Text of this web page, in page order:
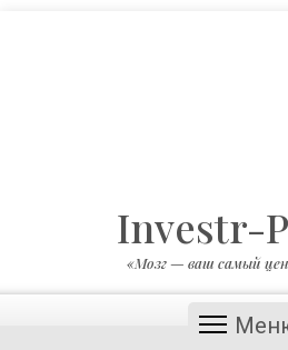
Investr-
«Мозг — ваш самый